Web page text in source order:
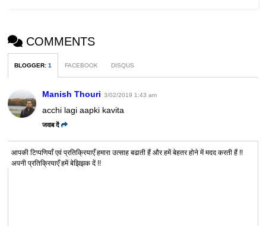
COMMENTS
BLOGGER:1 FACEBOOK DISQUS
Manish Thouri 3/02/2019 1:43 am
acchi lagi aapki kavita
जवाब दें
आपकी टिप्पणियाँ एवं प्रतिक्रियाएँ हमारा उत्साह बढाती हैं और हमें बेहतर होने में मदद करती हैं !!
अपनी प्रतिक्रियाएँ हमें बेझिझक दें !!